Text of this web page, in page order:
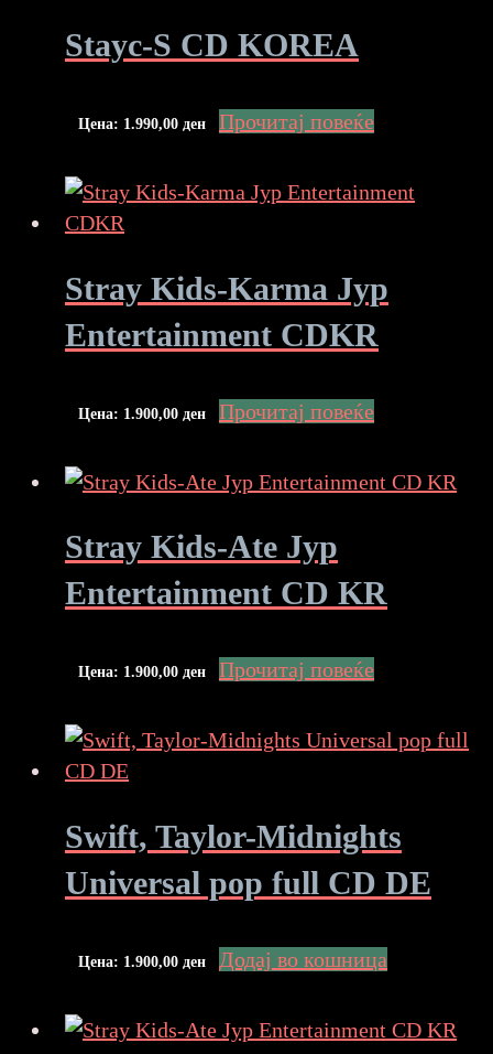
Stayc-S CD KOREA
Цена: 1.990,00 ден Прочитај повеќе
Stray Kids-Karma Jyp
Entertainment CDKR
Цена: 1.900,00 ден Прочитај повеќе
Stray Kids-Ate Jyp
Entertainment CD KR
Цена: 1.900,00 ден Прочитај повеќе
Swift, Taylor-Midnights
Universal pop full CD DE
Цена: 1.900,00 ден Додај во кошница